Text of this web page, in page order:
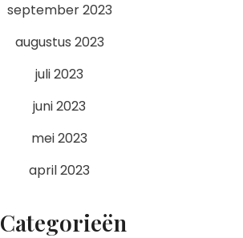
september 2023
augustus 2023
juli 2023
juni 2023
mei 2023
april 2023
Categorieën